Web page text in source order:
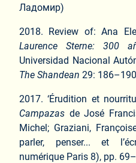
Ладомир)
2018. Review of: Ana
Laurence Sterne: 300
Universidad Nacional
The Shandean 29:
2017. ‘Érudition et
Campazas de José
Michel; Graziani,
parler, penser... et
numérique Paris 8), pp.